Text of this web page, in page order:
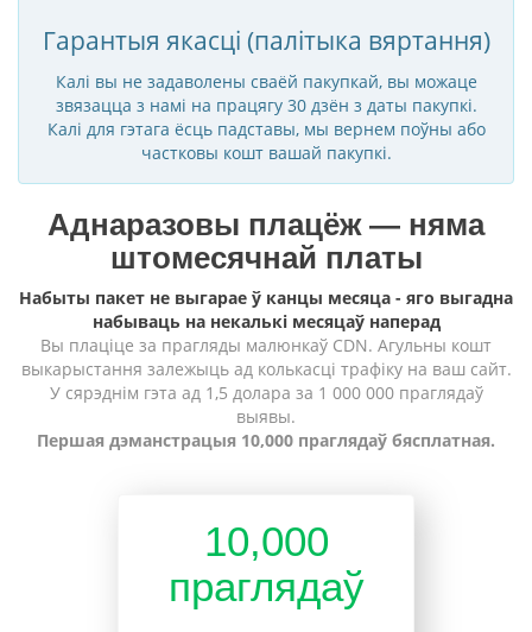
Гарантыя якасці (палітыка вяртання)
Калі вы не задаволены сваёй пакупкай, вы можаце
звязацца з намі на працягу 30 дзён з даты пакупкі.
Калі для гэтага ёсць падставы, мы вернем поўны або
частковы кошт вашай пакупкі.
Аднаразовы плацёж — няма
штомесячнай платы
Набыты пакет не выгарае ў канцы месяца - яго выгадна
набываць на некалькі месяцаў наперад
Вы плаціце за прагляды малюнкаў CDN. Агульны кошт
выкарыстання залежыць ад колькасці трафіку на ваш сайт.
У сярэднім гэта ад 1,5 долара за 1 000 000 праглядаў
выявы.
Першая дэманстрацыя 10,000 праглядаў бясплатная.
10,000
праглядаў